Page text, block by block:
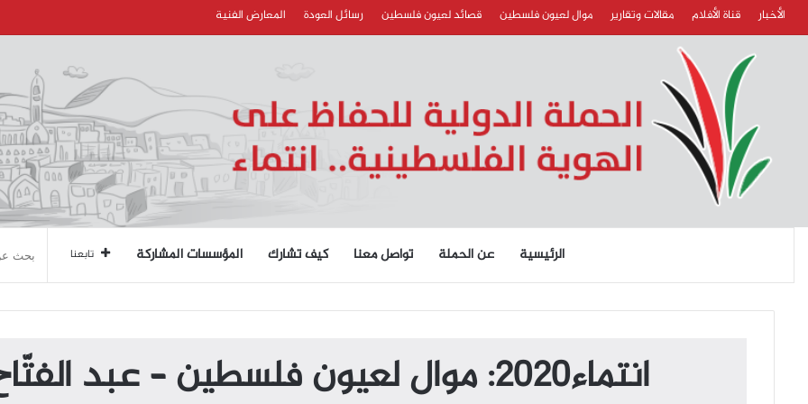
الأخبار قناة الأفلام مقالات وتقارير موال لعيون فلسطين قصائد لعيون فلسطين رسائل العودة المعارض الفنية
الرئيسية عن الحملة تواصل معنا كيف تشارك المؤسسات المشاركة تابعنا
انتماء2020: موال لعيون فلسطين – عبد الفتّاح عوينات – الأردن